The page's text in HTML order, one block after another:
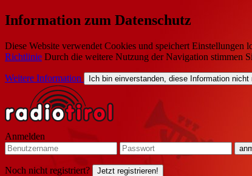
Information zum Datenschutz
Diese Website verwendet Cookies und speichert
Richtlinie Durch die weitere Nutzung der Navigation stimmen
Weitere Information Ich bin einverstanden, diese Information nicht
Anmelden
Noch nicht registriert? Jetzt registrieren!